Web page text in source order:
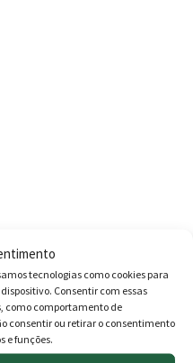
tecnologias como cookies para
Consentir com essas
como comportamento de
consentir ou retirar o consentimento
e funções.